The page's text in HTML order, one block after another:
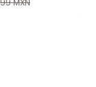
MXN